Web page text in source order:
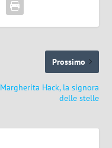
Prossimo
Margherita Hack, la signora
delle stelle